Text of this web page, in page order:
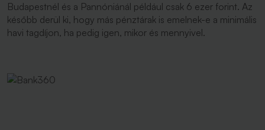
Budapestnél és a Pannóniánál például csak 6 ezer forint. Az
később derül ki, hogy más pénztárak is emelnek-e a minimális
havi tagdíjon, ha pedig igen, mikor és mennyivel.